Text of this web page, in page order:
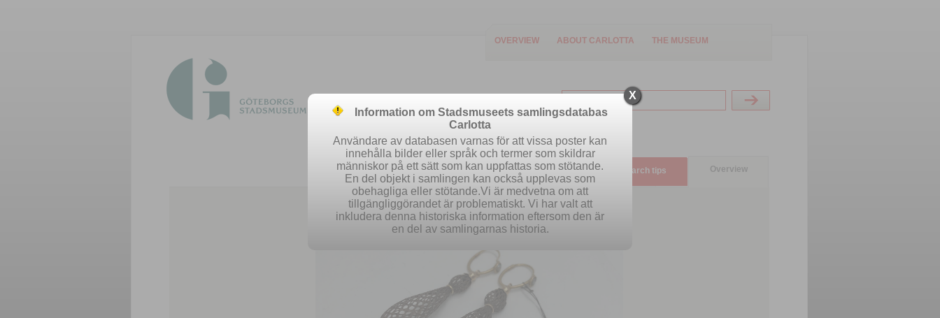
OVERVIEW ABOUT CARLOTTA THE MUSEUM
Easy search Advanced search Search tips Overview
X
Information om Stadsmuseets samlingsdatabas
Carlotta
Användare av databasen varnas för att vissa poster kan
innehålla bilder eller språk och termer som skildrar
människor på ett sätt som kan uppfattas som stötande.
En del objekt i samlingen kan också upplevas som
obehagliga eller stötande.Vi är medvetna om att
tillgängliggörandet är problematiskt. Vi har valt att
inkludera denna historiska information eftersom den är
en del av samlingarnas historia.